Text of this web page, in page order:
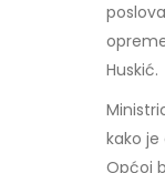
Huskić.
kako
Općoj